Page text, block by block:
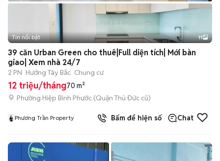
+2
Tin nổi bật 11
39 căn Urban Green cho thuê|Full diện tích| Mới bàn
giao| Xem nhà 24/7
2 PN Hướng Tây Bắc Chung cư
12 triệu/tháng70 m²
Phường Hiệp Bình Phước (Quận Thủ Đức cũ)
Phương Trần Property Bấm để hiện số Chat